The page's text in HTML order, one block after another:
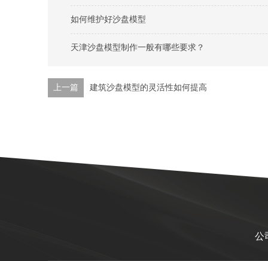
如何维护好沙盘模型
天津沙盘模型制作一般有哪些要求？
上一篇 建筑沙盘模型的灵活性如何提高
公